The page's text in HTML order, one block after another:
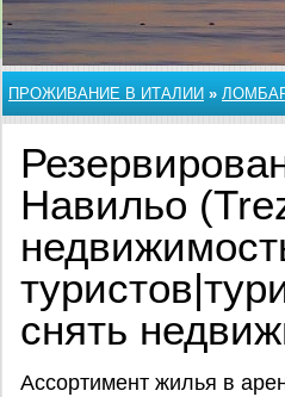
ПРОЖИВАНИЕ В ИТАЛИИ »
Навильо
снять
Ассортимент жилья в